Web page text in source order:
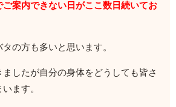
案内できない日がここ数日続いてお
の方も多いと思います。
したが自分の身体をどうしても皆さ
ます。